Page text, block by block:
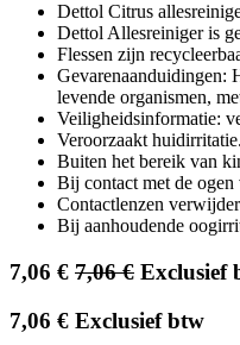
Dettol Citrus
Dettol Allesreiniger is
Flessen zijn
Gevarenaanduidingen:
levende organismen,
Veiligheidsinformatie:
Veroorzaakt huidirritatie.
Buiten het bereik van
Bij contact met de ogen
Contactlenzen
Bij aanhoudende
7,06 € 7,06€ Exclusief
7,06 € Exclusief btw